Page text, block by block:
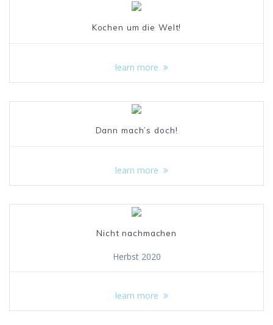
Kochen um die Welt!
learn more
Dann mach’s doch!
learn more
Nicht nachmachen
Herbst 2020
learn more